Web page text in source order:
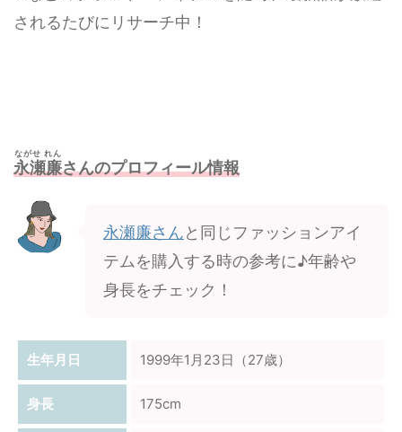
されるたびにリサーチ中！
永瀬廉
ながせ れん
さんのプロフィール情報
永瀬廉さんと同じファッションアイ
テムを購入する時の参考に♪年齢や
身長をチェック！
生年月日 1999年1月23日（27歳）
身長 175cm